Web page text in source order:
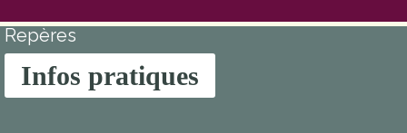
Repères
Infos pratiques